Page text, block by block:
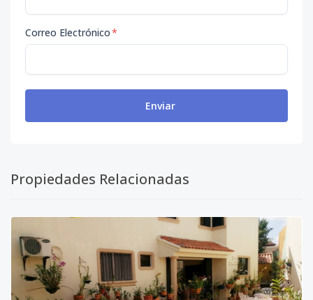
Correo Electrónico*
Enviar
Propiedades Relacionadas